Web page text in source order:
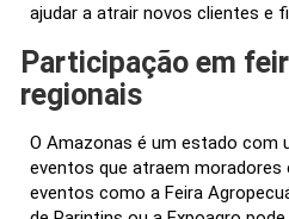
ajudar a atrair novos clientes e
Participação em
regionais
O Amazonas é um estado com
eventos que atraem moradores
eventos como a Feira